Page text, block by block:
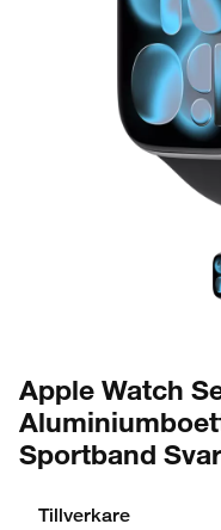
Apple Watch
Sportband
Tillverkare